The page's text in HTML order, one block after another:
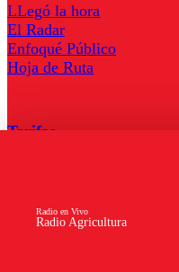
Radio Agricultura
Radio en Vivo
LLegó la hora
El Radar
Enfoqué Público
Hoja de Ruta
Tarifas